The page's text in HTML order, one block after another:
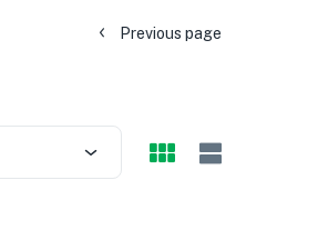
Previous page